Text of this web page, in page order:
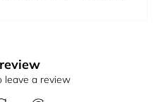
leave a review